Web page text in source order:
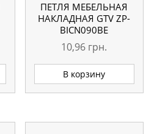
ПЕТЛЯ МЕБЕЛЬНАЯ
НАКЛАДНАЯ GTV ZP-
BICN090BE
10,96 грн.
В корзину